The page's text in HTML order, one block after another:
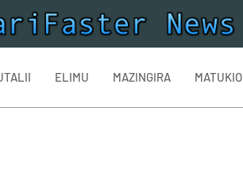
ELIMU MAZINGIRA MATUKIO